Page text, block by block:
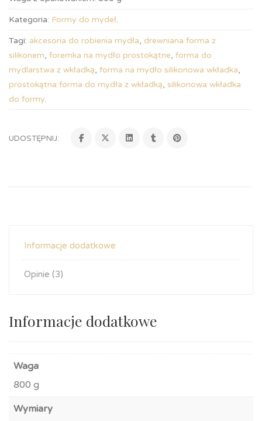
Kategoria: Formy do mydeł.
Tagi: akcesoria do robienia mydła, drewniana forma z
silikonem, foremka na mydło prostokątne, forma do
mydlarstwa z wkładką, forma na mydło silikonowa wkładka,
prostokątna forma do mydła z wkładką, silikonowa wkładka
do formy.
UDOSTĘPNIJ:
Informacje dodatkowe
Opinie (3)
Informacje dodatkowe
Waga
800 g
Wymiary